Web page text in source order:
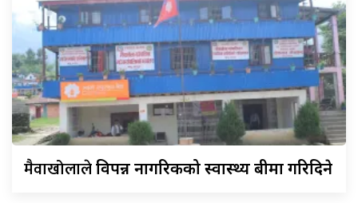
मैवाखोलालेविपन्न नागरिकको स्वास्थ्य बीमा गरिदिने